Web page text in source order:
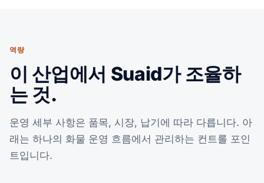
역량
이 산업에서 Suaid가 조율하
는 것.
운영 세부 사항은 품목, 시장, 납기에 따라 다릅니다. 아
래는 하나의 화물 운영 흐름에서 관리하는 컨트롤 포인
트입니다.